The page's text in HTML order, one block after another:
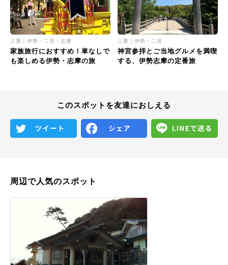
三重｜伊勢・二見・志摩
家族旅行におすすめ！車なしで
も楽しめる伊勢・志摩の旅
三重｜伊勢・二見
神宮参拝とご当地グルメを満喫
する、伊勢志摩の定番旅
このスポットを友達におしえる
周辺で人気のスポット